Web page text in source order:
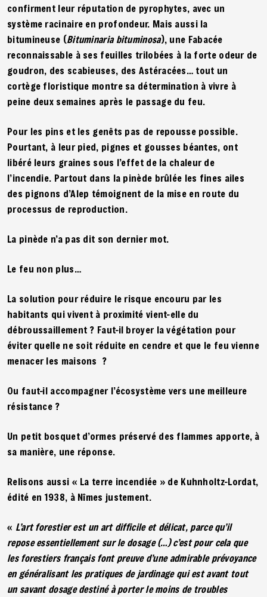
confirment leur réputation de pyrophytes, avec un
système racinaire en profondeur. Mais aussi la
bitumineuse (Bituminaria bituminosa), une Fabacée
reconnaissable à ses feuilles trilobées à la forte odeur de
goudron, des scabieuses, des Astéracées… tout un
cortège floristique montre sa détermination à vivre à
peine deux semaines après le passage du feu.
Pour les pins et les genêts pas de repousse possible.
Pourtant, à leur pied, pignes et gousses béantes, ont
libéré leurs graines sous l’effet de la chaleur de
l’incendie. Partout dans la pinède brûlée les fines ailes
des pignons d’Alep témoignent de la mise en route du
processus de reproduction.
La pinède n’a pas dit son dernier mot.
Le feu non plus…
La solution pour réduire le risque encouru par les
habitants qui vivent à proximité vient-elle du
débroussaillement ? Faut-il broyer la végétation pour
éviter quelle ne soit réduite en cendre et que le feu vienne
menacer les maisons ?
Ou faut-il accompagner l’écosystème vers une meilleure
résistance ?
Un petit bosquet d’ormes préservé des flammes apporte, à
sa manière, une réponse.
Relisons aussi « La terre incendiée » de Kuhnholtz-Lordat,
édité en 1938, à Nîmes justement.
« L’art forestier est un art difficile et délicat, parce qu’il
repose essentiellement sur le dosage (…) c’est pour cela que
les forestiers français font preuve d’une admirable prévoyance
en généralisant les pratiques de jardinage qui est avant tout
un savant dosage destiné à porter le moins de troubles